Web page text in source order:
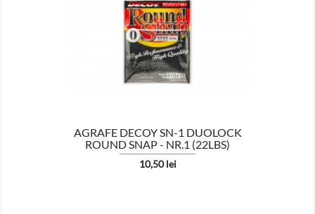
AGRAFE DECOY SN-1 DUOLOCK
ROUND SNAP - NR.1 (22LBS)
Pret
10,50 lei
